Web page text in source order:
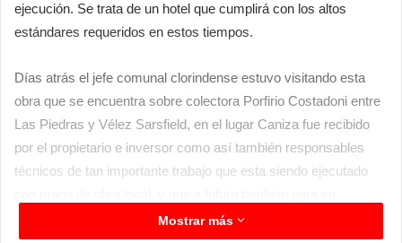
ejecución. Se trata de un hotel que cumplirá con los altos
estándares requeridos en estos tiempos.
Días atrás el jefe comunal clorindense estuvo visitando esta
obra que se encuentra sobre colectora Porfirio Costadoni entre
Las Piedras y Vélez Sarsfield, en el lugar Caniza fue recibido
por el propietario e inversor como así también responsables
técnicos de tan importante trabajo que esta siendo ejecutado
funcionamiento requerirá de mano de obra capacitada a la que
Mostrar más